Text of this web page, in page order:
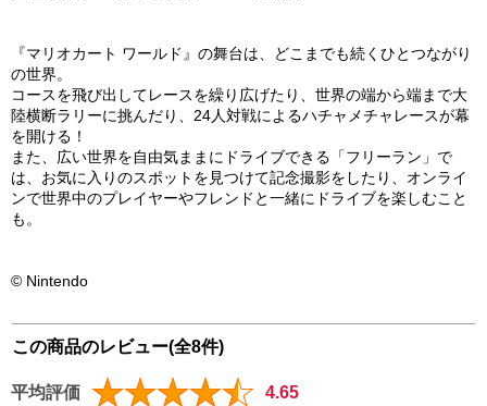
『マリオカート ワールド』の舞台は、どこまでも続くひとつながり
の世界。
コースを飛び出してレースを繰り広げたり、世界の端から端まで大
陸横断ラリーに挑んだり、24人対戦によるハチャメチャレースが幕
を開ける！
また、広い世界を自由気ままにドライブできる「フリーラン」で
は、お気に入りのスポットを見つけて記念撮影をしたり、オンライ
ンで世界中のプレイヤーやフレンドと一緒にドライブを楽しむこと
も。
© Nintendo
この商品のレビュー(全8件)
平均評価 4.65